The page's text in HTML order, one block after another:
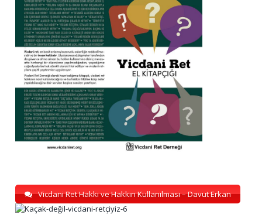
Vicdani Ret Hakkı ve Hakkın Kullanılması – Davut Erkan